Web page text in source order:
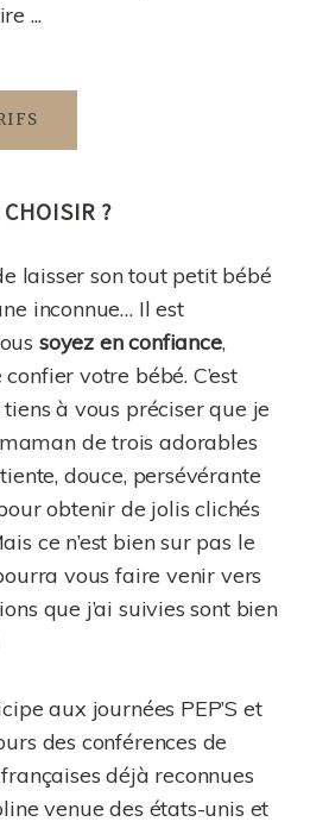
...
?
laisser son tout petit bébé
inconnue… Il est
soyez en confiance,
votre bébé. C’est
à vous préciser que je
de trois adorables
douce, persévérante
obtenir de jolis clichés
ce n’est bien sur pas le
vous faire venir vers
que j’ai suivies sont bien
aux journées PEP’S et
des conférences de
déjà reconnues
venue des états-unis et